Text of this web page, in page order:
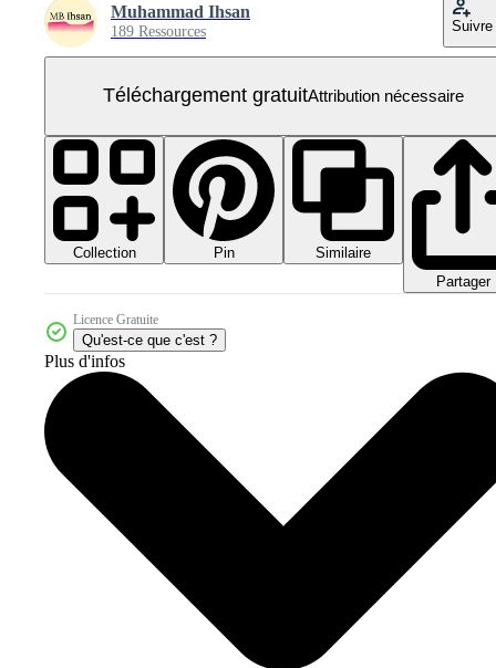
Muhammad Ihsan
189 Ressources Suivre
Téléchargement gratuitAttribution nécessaire
Collection Pin
Similaire
Partager
Licence Gratuite
Qu'est-ce que c'est ?
Plus d'infos